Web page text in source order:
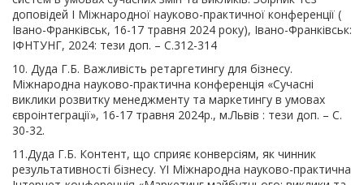
доповідей І Міжнародної науково-практичної конференції (
Івано-Франківськ, 16-17 травня 2024 року), Івано-Франківськ:
ІФНТУНГ, 2024: тези доп. – С.312-314
10. Дуда Г.Б. Важливість ретаргетингу для бізнесу.
Міжнародна науково-практична конференція «Сучасні
виклики розвитку менеджменту та маркетингу в умовах
євроінтеграції», 16-17 травня 2024р., м.Львів : тези доп. – С.
30-32.
11.Дуда Г.Б. Контент, що сприяє конверсіям, як чинник
результативності бізнесу. YI Міжнародна науково-практична